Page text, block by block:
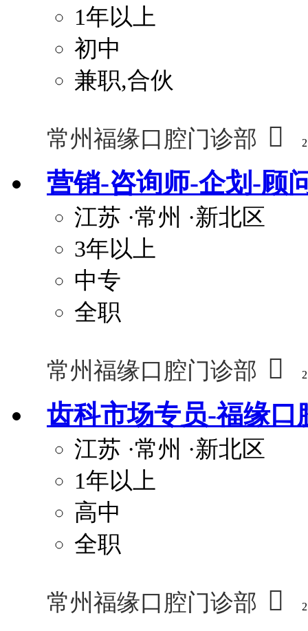
1年以上
初中
兼职,合伙
常州福缘口腔门诊部 
营销-咨询师-企划-顾
江苏 ·常州 ·新北区
3年以上
中专
全职
常州福缘口腔门诊部 
齿科市场专员-福缘口
江苏 ·常州 ·新北区
1年以上
高中
全职
常州福缘口腔门诊部 